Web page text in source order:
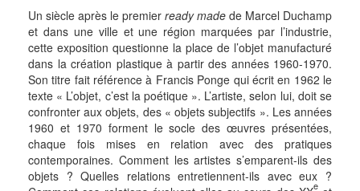
Un siècle après le premier ready made de Marcel Duchamp
et dans une ville et une région marquées par l’industrie,
cette exposition questionne la place de l’objet manufacturé
dans la création plastique à partir des années 1960-1970.
Son titre fait référence à Francis Ponge qui écrit en 1962 le
texte « L’objet, c’est la poétique ». L’artiste, selon lui, doit se
confronter aux objets, des « objets subjectifs ». Les années
1960 et 1970 forment le socle des œuvres présentées,
chaque fois mises en relation avec des pratiques
contemporaines. Comment les artistes s’emparent-ils des
objets ? Quelles relations entretiennent-ils avec eux ?
e